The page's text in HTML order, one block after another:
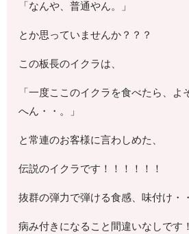
「なんや、普通やん。」
とか思っていませんか？？？
この板長のイクラは、
「一度ここのイクラを食べたら、よ
へん・・。」
と常連のお客様に言わしめた、
伝説のイクラです！！！！！！
抜群の弾力で弾ける食感、味付け・・
病み付きになること間違いなしです